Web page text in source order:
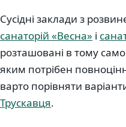
Сусідні заклади з
санаторій «Весна» і
розташовані в тому
яким потрібен
варто порівняти
Трускавця.